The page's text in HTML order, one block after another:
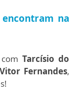
na
Tarcísio do
Vitor Fernandes,